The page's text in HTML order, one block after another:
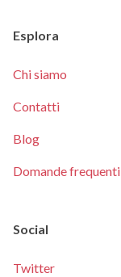
Esplora
Chi siamo
Contatti
Blog
Domande frequenti
Social
Twitter